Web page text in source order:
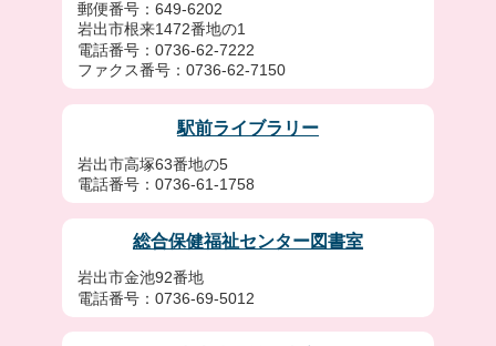
郵便番号：649-6202
岩出市根来1472番地の1
電話番号：0736-62-7222
ファクス番号：0736-62-7150
駅前ライブラリー
岩出市高塚63番地の5
電話番号：0736-61-1758
総合保健福祉センター図書室
岩出市金池92番地
電話番号：0736-69-5012